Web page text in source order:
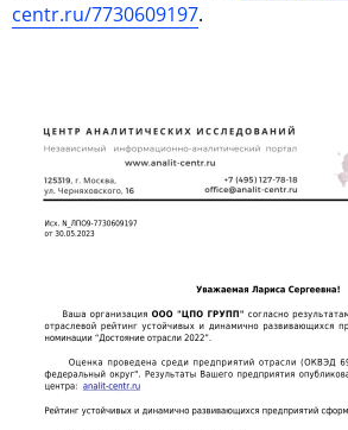
centr.ru/7730609197.